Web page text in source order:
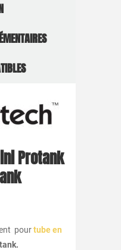
Protank
pourtube en